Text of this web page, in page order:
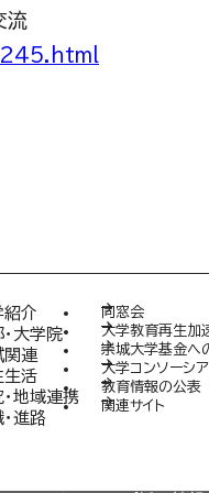
流
紹介
大学院
関連
生活
地域連携
進路
同窓会
大学教育再生加
崇城大学基金へ
大学コンソーシ
教育情報の公表
関連サイト